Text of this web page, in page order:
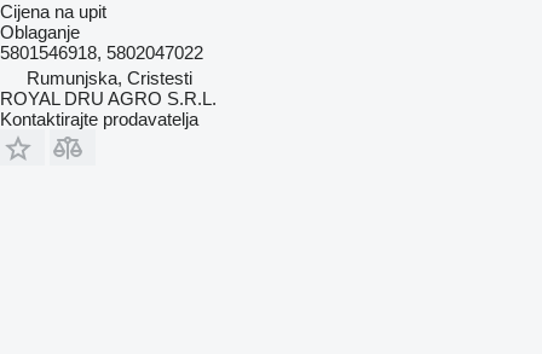
Cijena na upit
Oblaganje
5801546918, 5802047022
Rumunjska, Cristesti
ROYAL DRU AGRO S.R.L.
Kontaktirajte prodavatelja